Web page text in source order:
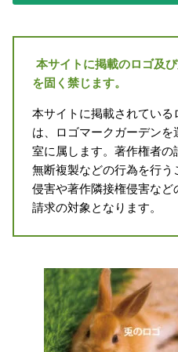
本サイトに掲載のロゴ及
を固く禁じます。
本サイトに掲載されている
は、ロゴマークガーデン
室に属します。著作権者の
無断複製などの行為を行
侵害や著作隣接権侵害な
請求の対象となります。